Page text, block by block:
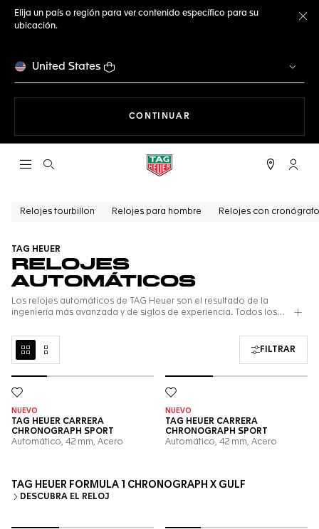
Elija un país o región para ver contenido específico para su
ubicación.
United States
CONTINUAR
Abrir el menú de búsqueda